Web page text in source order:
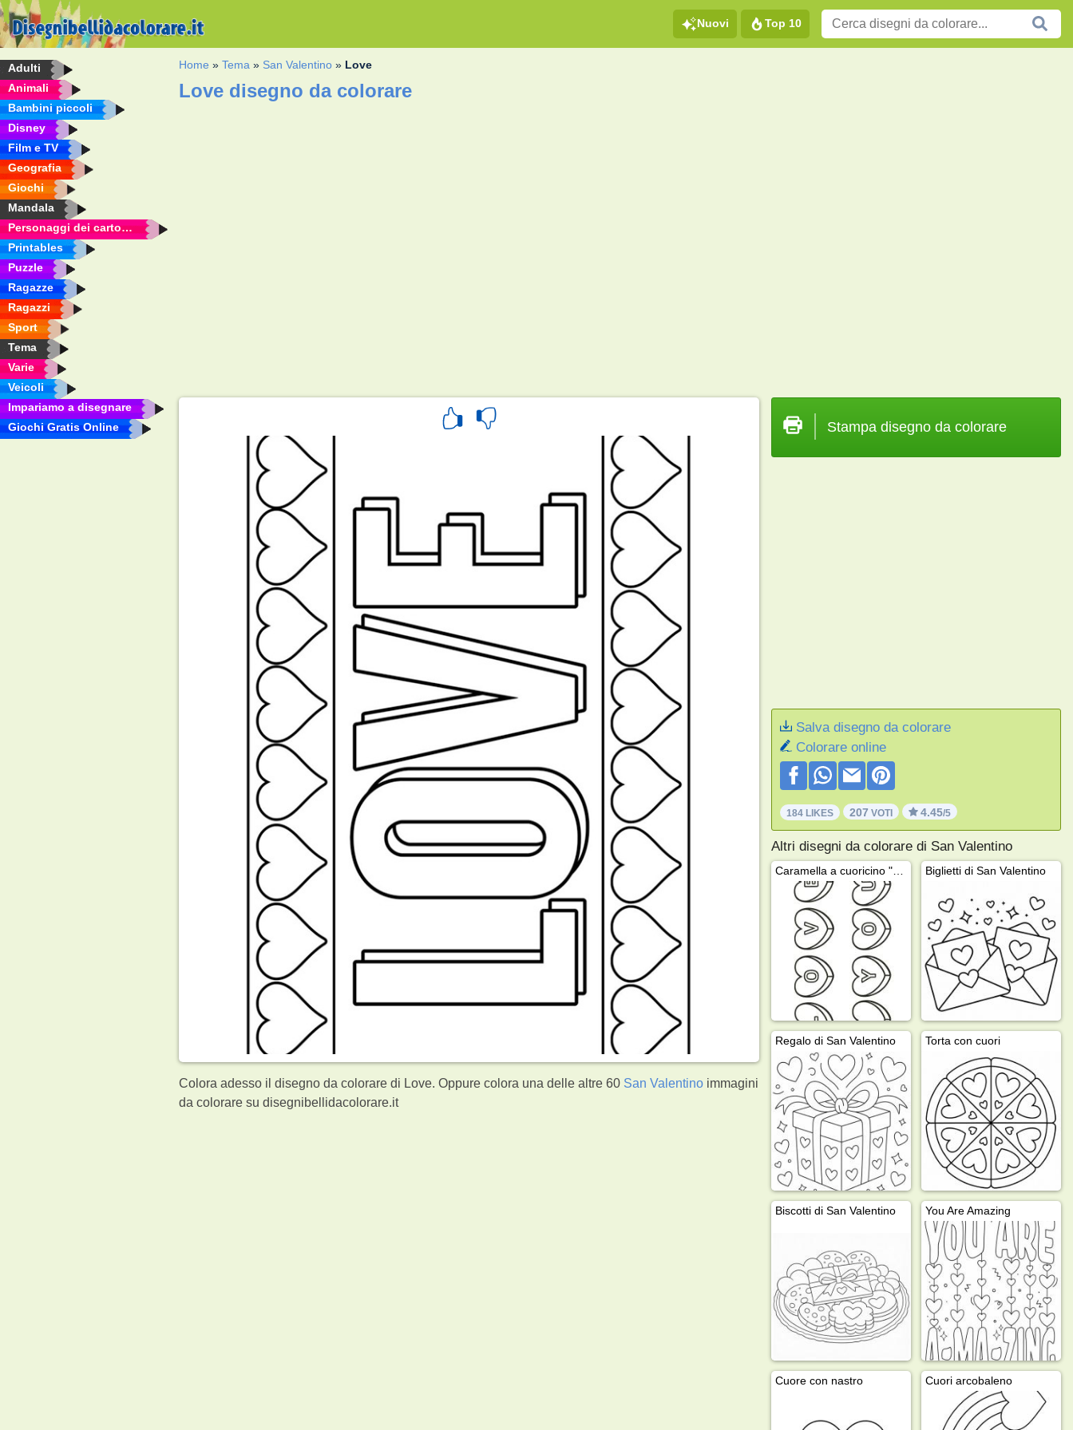
Nuovi Top 10
Adulti
Animali
Bambini piccoli
Disney
Film e TV
Geografia
Giochi
Mandala
Personaggi dei cartoni animati
Printables
Puzzle
Ragazze
Ragazzi
Sport
Tema
Varie
Veicoli
Impariamo a disegnare
Giochi Gratis Online
Home »Tema » San Valentino » Love
Love disegno da colorare
Colora adesso il disegno da colorare di Love. Oppure colora una delle altre 60 San Valentino immagini
da colorare su disegnibellidacolorare.it
Stampa disegno da colorare
Salva disegno da colorare
Colorare online
184 LIKES 207 VOTI 4.45/5
Altri disegni da colorare di San Valentino
Caramella a cuoricino "Ti amo" Biglietti di San Valentino
Regalo di San Valentino Torta con cuori
Biscotti di San Valentino You Are Amazing
Cuore con nastro Cuori arcobaleno